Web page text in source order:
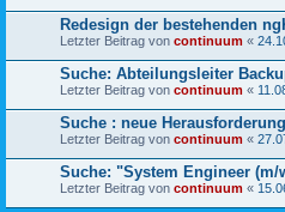
Redesign der bestehenden
Letzter Beitrag von continuum «
Suche: Abteilungsleiter
Letzter Beitrag von continuum «
Suche : neue
Letzter Beitrag von continuum «
Suche: "System Engineer
Letzter Beitrag von continuum «